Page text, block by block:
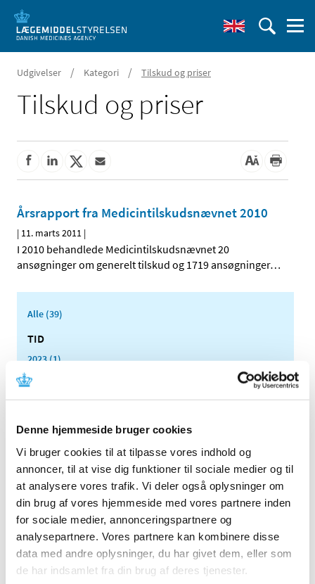
Denne hjemmeside bruger cookies
Vi bruger cookies til at tilpasse vores indhold og
annoncer, til at vise dig funktioner til sociale medier og til
at analysere vores trafik. Vi deler også oplysninger om
din brug af vores hjemmeside med vores partnere inden
for sociale medier, annonceringspartnere og
analysepartnere. Vores partnere kan kombinere disse
data med andre oplysninger, du har givet dem, eller som
de har indsamlet fra din brug af deres tjenester.
Udgivelser / Kategori / Tilskud og priser
Tilskud og priser
Årsrapport fra Medicintilskudsnævnet 2010
| 11. marts 2011 |
I 2010 behandlede Medicintilskudsnævnet 20
ansøgninger om generelt tilskud og 1719 ansøgninger…
Alle (39)
TID
2023 (1)
2022 (2)
2020 (1)
2018 (4)
2017 (2)
2016 (2)
2015 (2)
2014 (3)
2013 (4)
2012 (2)
2011 (2)